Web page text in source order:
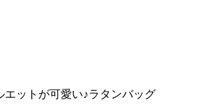
エットが可愛い♪ラタンバッグ